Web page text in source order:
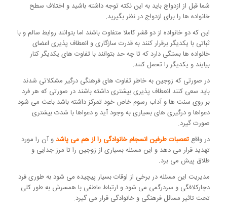
شما قبل از ازدواج باید به این نکته توجه داشته باشید و اختلاف سطح
خانواده ها را برای ازدواج در نظر بگیرید.
این که دو خانواده از دو قشر کاملا متفاوت باشند اما بتوانند روابط سالم و با
ثباتی با یکدیگر برقرار کنند به قدرت سازگاری و انعطاف پذیری اعضای
خانواده ها بستگی دارد که تا چه حد بتوانند با تفاوت های یکدیگر کنار
بیایند و یکدیگر را تحمل کنند.
در صورتی که زوجین به خاطر تفاوت های فرهنگی درگیر مشکلاتی شدند
باید سعی کنند انعطاف پذیری بیشتری داشته باشند در صورتی که هر فرد
بر روی سنت ها و آداب رسوم خاص خود تمرکز داشته باشد باعث می شود
دعواها و درگیری های بسیاری به وجود آید و دعواها با شدت بیشتری
صورت گیرد.
در واقع تعصبات طرفین انسجام خانوادگی را از هم می پاشدو آن را مورد
تهدید قرار می دهد و این مسئله بسیاری از زوجین را تا مرز جدایی و
طلاق پیش می برد.
مدیریت این مسئله در برخی از اوقات بسیار پیچیده می شود به طوری فرد
دچارکلافگی و سردرگمی می شود و ارتباط عاطفی با همسرش به طور کلی
تحت تاثیر مسائل فرهنگی و خانوادگی قرار می گیرد.